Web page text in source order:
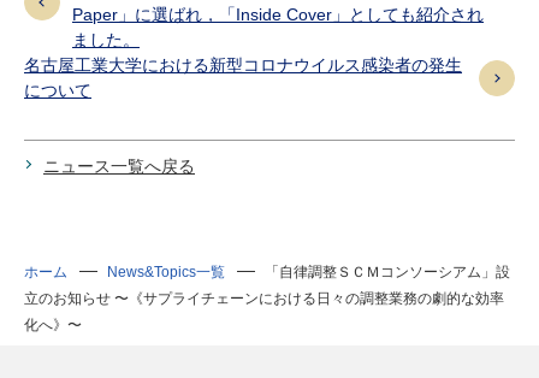
Paper」に選ばれ，「Inside Cover」としても紹介され
ました。
名古屋工業大学における新型コロナウイルス感染者の発生
について
ニュース一覧へ戻る
ホーム News&Topics一覧
「自律調整ＳＣＭコンソーシアム」設
立のお知らせ 〜《サプライチェーンにおける日々の調整業務の劇的な効率
化へ》〜